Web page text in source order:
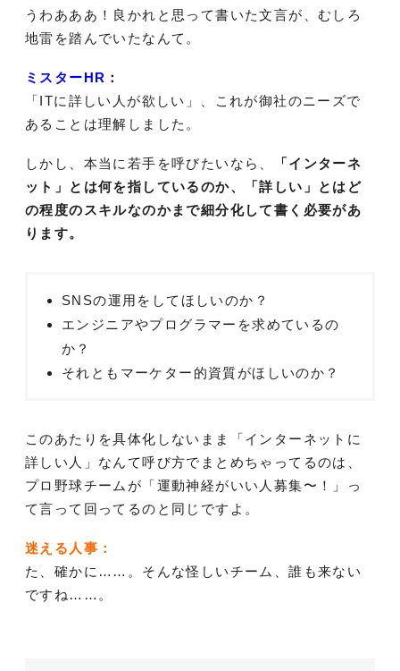
うわあああ！良かれと思って書いた文言が、むしろ
地雷を踏んでいたなんて。
ミスターHR：
「ITに詳しい人が欲しい」、これが御社のニーズで
あることは理解しました。
しかし、本当に若手を呼びたいなら、
「インターネ
ット」とは何を指しているのか、「詳しい」とはど
の程度のスキルなのかまで細分化して書く必要があ
ります。
SNSの運用をしてほしいのか？
エンジニアやプログラマーを求めているの
か？
それともマーケター的資質がほしいのか？
このあたりを具体化しないまま「インターネットに
詳しい人」なんて呼び方でまとめちゃってるのは、
プロ野球チームが「運動神経がいい人募集〜！」っ
て言って回ってるのと同じですよ。
迷える人事：
た、確かに……。そんな怪しいチーム、誰も来ない
ですね……。